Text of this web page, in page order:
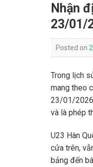
Nhận
23/01/
Posted on
Trong lịch
mang theo
23/01/2026
và là phép
U23 Hàn
cửa trên,
bảng đến